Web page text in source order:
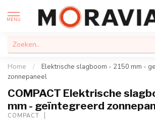
MENU
Home /
Elektrische slagboom - 2150 mm -
zonnepaneel
COMPACT Elektrische
mm - geïntegreerd
COMPACT